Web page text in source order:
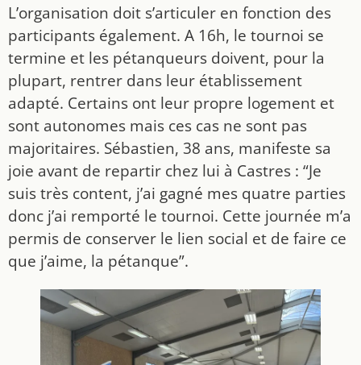
L’organisation doit s’articuler en fonction des
participants également. A 16h, le tournoi se
termine et les pétanqueurs doivent, pour la
plupart, rentrer dans leur établissement
adapté. Certains ont leur propre logement et
sont autonomes mais ces cas ne sont pas
majoritaires. Sébastien, 38 ans, manifeste sa
joie avant de repartir chez lui à Castres : “Je
suis très content, j’ai gagné mes quatre parties
donc j’ai remporté le tournoi. Cette journée m’a
permis de conserver le lien social et de faire ce
que j’aime, la pétanque”.